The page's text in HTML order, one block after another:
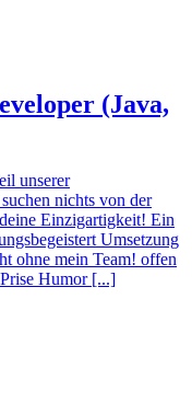
(Java,
unserer
nichts von der
Einzigartigkeit! Ein
Umsetzung
ohne mein Team! offen
Humor [...]